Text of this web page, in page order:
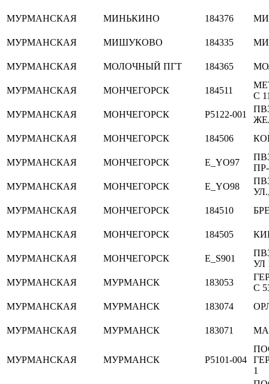
МУРМАНСКАЯ МИНЬКИНО 184376
МУРМАНСКАЯ МИШУКОВО 184335
МУРМАНСКАЯ МОЛОЧНЫЙ ПГТ 184365
МУРМАНСКАЯ МОНЧЕГОРСК 184511
С
МУРМАНСКАЯ
МОНЧЕГОРСК P5122-001
МУРМАНСКАЯ
МОНЧЕГОРСК 184506
МУРМАНСКАЯ МОНЧЕГОРСК E_YO97
МУРМАНСКАЯ
МОНЧЕГОРСК E_YO98
МУРМАНСКАЯ
МОНЧЕГОРСК 184510
МУРМАНСКАЯ МОНЧЕГОРСК 184505
МУРМАНСКАЯ МОНЧЕГОРСК E_S901
УЛ
МУРМАНСКАЯ
МУРМАНСК 183053
С
МУРМАНСКАЯ
МУРМАНСК 183074
МУРМАНСКАЯ МУРМАНСК 183071
МУРМАНСКАЯ МУРМАНСК P5101-004
1